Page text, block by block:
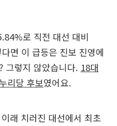
로 직전 대선 대비
면 이 급등은 진보 진영에
그렇지 않았습니다. 18대
리당 후보였어요.
래 치러진 대선에서 최초